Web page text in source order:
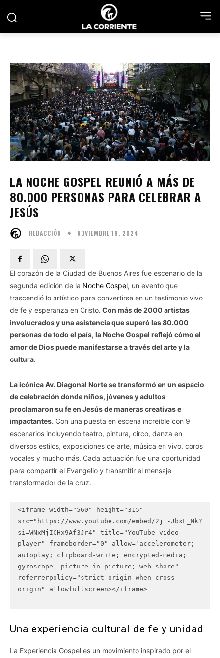
LA NOCHE GOSPEL REUNIÓ A MÁS DE
80.000 PERSONAS PARA CELEBRAR A
JESÚS
REDACCIÓN NOVIEMBRE 19, 2024
El corazón de la Ciudad de Buenos Aires fue escenario de la
segunda edición de la Noche Gospel, un evento que
trascendió lo artístico para convertirse en un testimonio vivo
de fe y esperanza en Cristo. Con más de 2000 artistas
involucrados y una asistencia que superó las 80.000
personas de todo el país, la Noche Gospel reflejó cómo el
amor de Dios puede manifestarse a través del arte y la
cultura.
La icónica Av. Diagonal Norte se transformó en un espacio
de celebración donde niños, jóvenes y adultos
proclamaron su fe en Jesús de maneras creativas e
impactantes. Con una puesta en escena increíble con 9
escenarios incluyendo teatro, pintura, circo, danza en
diversos estilos, exposiciones de arte, música en vivo, coros
vocales y mucho más. Cada actuación fue una oportunidad
para compartir el Evangelio y transmitir el mensaje
transformador de la cruz.
<iframe width="560" height="315"
src="https://www.youtube.com/embed/2jI-JbxL_Mk?
si=WNxMjICHx9Af3Jr4" title="YouTube video
player" frameborder="0" allow="accelerometer;
autoplay; clipboard-write; encrypted-media;
gyroscope; picture-in-picture; web-share"
referrerpolicy="strict-origin-when-cross-
origin" allowfullscreen></iframe>
Una experiencia cultural de fe y unidad
La Experiencia Gospel es un movimiento inspirado por el